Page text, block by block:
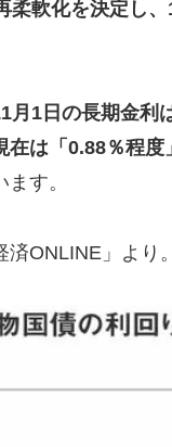
柔軟化を決定し
月1日の長期金利
在は「0.88％程度
ます。
ONLINE」より。